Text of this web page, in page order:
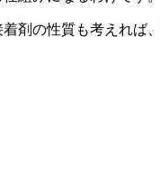
剤の性質も考えれば、